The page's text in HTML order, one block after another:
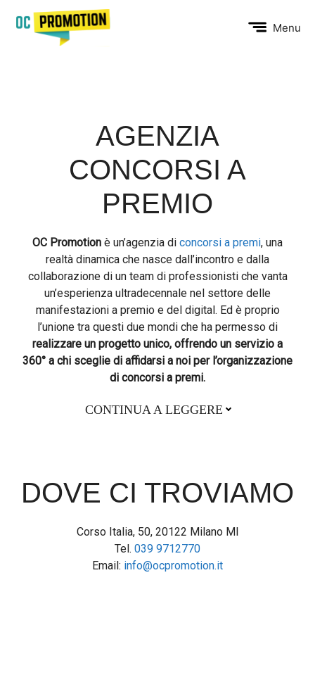
Menu
AGENZIA
CONCORSI A
PREMIO
OC Promotion è un’agenzia di concorsi a premi, una
realtà dinamica che nasce dall’incontro e dalla
collaborazione di un team di professionisti che vanta
un’esperienza ultradecennale nel settore delle
manifestazioni a premio e del digital. Ed è proprio
l’unione tra questi due mondi che ha permesso di
realizzare un progetto unico, offrendo un servizio a
360° a chi sceglie di affidarsi a noi per l’organizzazione
di concorsi a premi.
CONTINUA A LEGGERE
DOVE CI TROVIAMO
Corso Italia, 50, 20122 Milano MI
Tel. 039 9712770
Email: info@ocpromotion.it